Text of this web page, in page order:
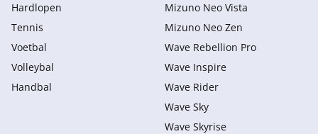
Hardlopen
Tennis
Voetbal
Volleybal
Handbal
Mizuno Neo Vista
Mizuno Neo Zen
Wave Rebellion Pro
Wave Inspire
Wave Rider
Wave Sky
Wave Skyrise